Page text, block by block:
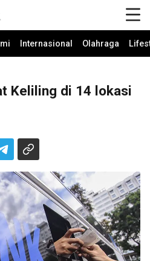
Internasional Olahraga
Keliling di 14 lokasi